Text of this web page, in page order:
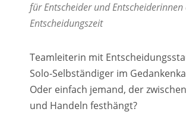
für Entscheider und Entscheiderinnen
Entscheidungszeit
Teamleiterin mit
Solo-Selbständiger im
Oder einfach jemand, der
und Handeln festhängt?